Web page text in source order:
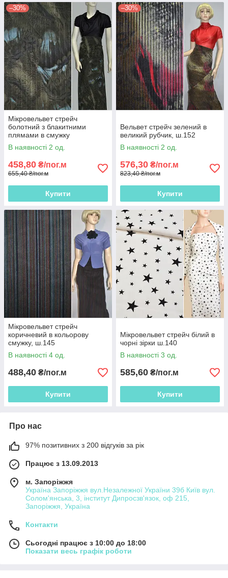
–30%
Мікровельвет стрейч
болотний з блакитними
плямами в смужку
В наявності 2 од.
458,80 ₴/пог.м
655,40 ₴/пог.м
Купити
–30%
Вельвет стрейч зелений в
великий рубчик, ш.152
В наявності 2 од.
576,30 ₴/пог.м
823,40 ₴/пог.м
Купити
Мікровельвет стрейч
коричневий в кольорову
смужку, ш.145
В наявності 4 од.
488,40 ₴/пог.м
Купити
Мікровельвет стрейч білий в
чорні зірки ш.140
В наявності 3 од.
585,60 ₴/пог.м
Купити
Про нас
97% позитивних з 200 відгуків за рік
Працює з 13.09.2013
м. Запоріжжя
Україна Запоріжжя вул.Незалежної України 39б Київ вул.
Солом'янська, 3, інститут Дипросзв'язок, оф 215,
Запоріжжя, Україна
Контакти
Сьогодні працює з 10:00 до 18:00
Показати весь графік роботи